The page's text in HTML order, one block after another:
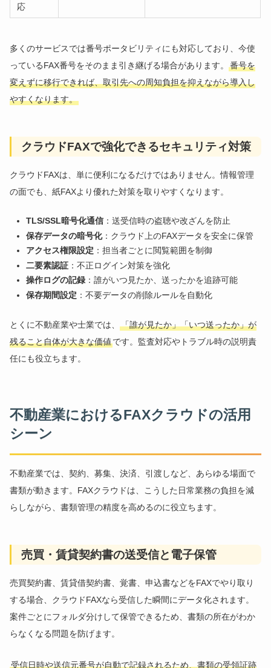
応
多くのサービスでは番号ポータビリティにも対応しており、今使
っているFAX番号をそのまま引き継げる場合があります。番号を
変えずに移行できれば、取引先への周知負担を抑えながら導入し
やすくなります。
クラウドFAXで強化できるセキュリティ対策
クラウドFAXは、単に便利になるだけではありません。情報管理
の面でも、紙FAXより優れた対策を取りやすくなります。
TLS/SSL暗号化通信 ：送受信時の盗聴や改ざんを防止
保存データの暗号化：クラウド上のFAXデータを安全に保管
アクセス権限設定 ：担当者ごとに閲覧範囲を制御
二要素認証 ：不正ログイン対策を強化
操作ログの記録 ：誰がいつ見たか、送ったかを追跡可能
保存期間設定 ：不要データの削除ルールを自動化
とくに不動産業や士業では、「誰が見たか」「いつ送ったか」が
残ること自体が大きな価値です。監査対応やトラブル時の説明責
任にも役立ちます。
不動産業におけるFAXクラウドの活用
シーン
不動産業では、契約、募集、決済、引渡しなど、あらゆる場面で
書類が動きます。FAXクラウドは、こうした日常業務の負担を減
らしながら、書類管理の精度を高めるのに役立ちます。
売買・賃貸契約書の送受信と電子保管
売買契約書、賃貸借契約書、覚書、申込書などをFAXでやり取り
する場合、クラウドFAXなら受信した瞬間にデータ化されます。
案件ごとにフォルダ分けして保管できるため、書類の所在がわか
らなくなる問題を防げます。
受信日時や送信元番号が自動で記録されるため、書類の受領証跡